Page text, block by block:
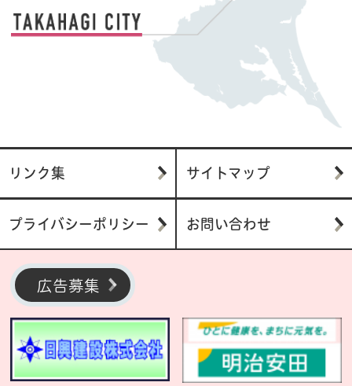
リンク集 サイトマップ
プライバシーポリシー お問い合わせ
広告募集